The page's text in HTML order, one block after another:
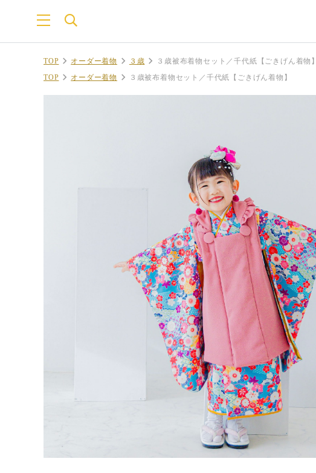
TOP オーダー着物 ３歳
３歳被布着物セット／千代紙【ごきげん着物】
TOP
オーダー着物 ３歳被布着物セット／千代紙【ごきげん着物】